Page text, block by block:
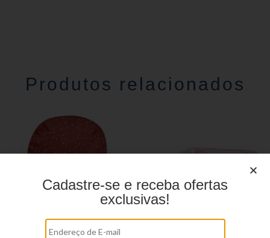
Produtos relacionados
Cadastre-se e receba ofertas
exclusivas!